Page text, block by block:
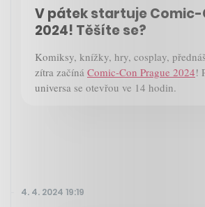
V pátek startuje Comic-
2024! Těšíte se?
Komiksy, knížky, hry, cosplay,
zítra začíná Comic-Con Prague 2024!
universa se otevřou ve 14 hodin.
4. 4. 2024 19:19